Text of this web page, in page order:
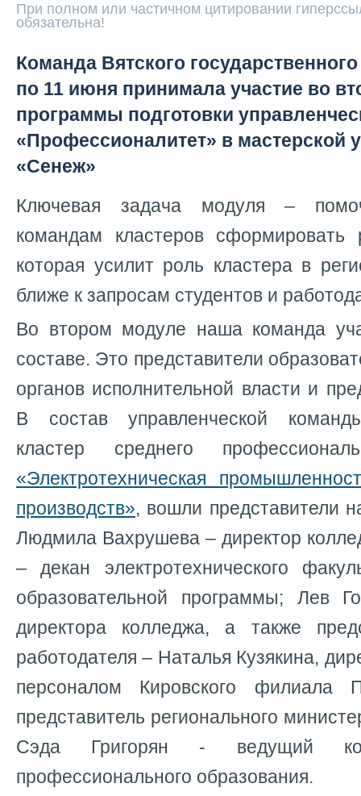
При полном или частичном цитировании
обязательна!
Команда Вятского
по 11 июня принимала участие во
программы подготовки
«Профессионалитет» в мастерской
«Сенеж»
Ключевая задача модуля –
командам кластеров сформировать
которая усилит роль кластера в
ближе к запросам студентов и
Во втором модуле наша команда
составе. Это представители
органов исполнительной власти и
В состав управленческой
кластер среднего
«Электротехническая
производств», вошли представители
Людмила Вахрушева – директор
– декан электротехнического
образовательной программы; Лев
директора колледжа, а также
работодателя – Наталья Кузякина,
персоналом Кировского
представитель регионального
Сэда Григорян - ведущий
профессионального образования.